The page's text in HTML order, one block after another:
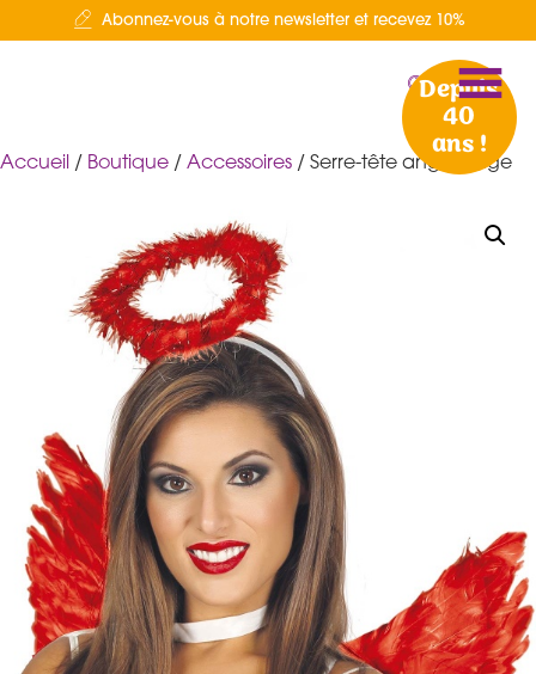
Abonnez-vous à notre newsletter et recevez 10%
Depuis
40
ans !
Accueil / Boutique / Accessoires / Serre-tête ange rouge